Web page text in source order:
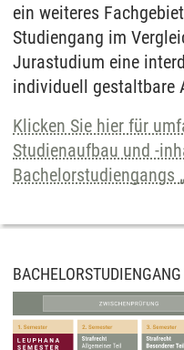
ein weiteres
Studiengang im
Jurastudium eine
individuell gestaltbare
Klicken Sie hier für
Studienaufbau und -
Bachelorstudiengangs